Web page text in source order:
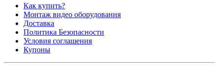
Как купить?
Монтаж видео оборудования
Доставка
Политика Безопасности
Условия соглашения
Купоны